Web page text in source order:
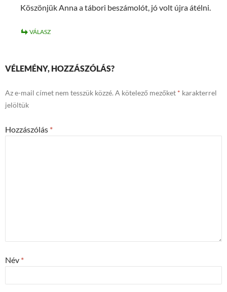
Köszönjük Anna a tábori beszámolót, jó volt újra átélni.
VÁLASZ
VÉLEMÉNY, HOZZÁSZÓLÁS?
Az e-mail címet nem tesszük közzé. A kötelező mezőket * karakterrel
jelöltük
Hozzászólás *
Név *